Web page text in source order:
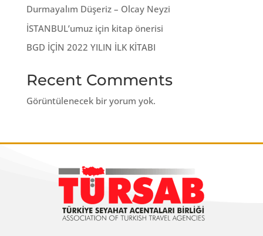
Durmayalım Düşeriz – Olcay Neyzi
İSTANBUL’umuz için kitap önerisi
BGD İÇİN 2022 YILIN İLK KİTABI
Recent Comments
Görüntülenecek bir yorum yok.